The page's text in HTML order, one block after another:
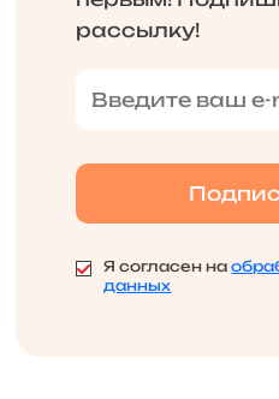
рассылку!
Я согласен на
данных